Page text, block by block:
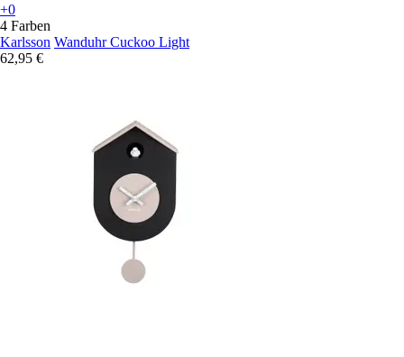
+0
4 Farben
Karlsson Wanduhr Cuckoo Light
62,95 €